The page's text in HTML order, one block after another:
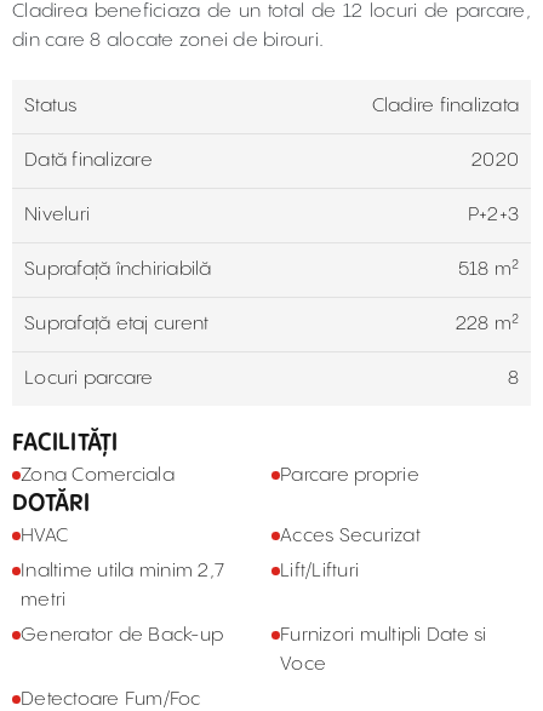
Cladirea beneficiaza de un total de 12 locuri de parcare,
din care 8 alocate zonei de birouri.
Status Cladire finalizata
Dată finalizare 2020
Niveluri P+2+3
Suprafață închiriabilă 518 m²
Suprafață etaj curent 228 m²
Locuri parcare 8
FACILITĂȚI
Zona Comerciala Parcare proprie
DOTĂRI
HVAC
Acces Securizat
Inaltime utila minim 2,7
metri
Lift/Lifturi
Generator de Back-up
Furnizori multipli Date si
Voce
Detectoare Fum/Foc